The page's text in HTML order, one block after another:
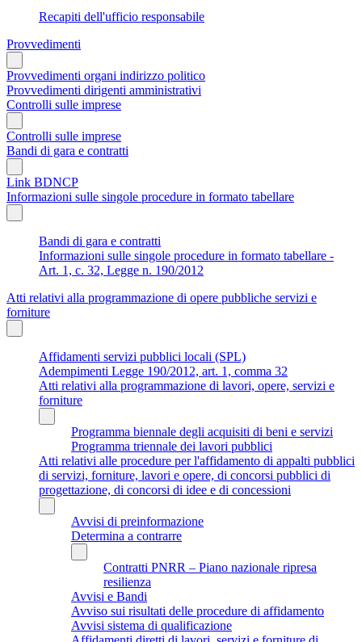
Recapiti dell'ufficio responsabile
Provvedimenti
Provvedimenti organi indirizzo politico
Provvedimenti dirigenti amministrativi
Controlli sulle imprese
Controlli sulle imprese
Bandi di gara e contratti
Link BDNCP
Informazioni sulle singole procedure in formato tabellare
Bandi di gara e contratti
Informazioni sulle singole procedure in formato tabellare -
Art. 1, c. 32, Legge n. 190/2012
Atti relativi alla programmazione di opere pubbliche servizi e
forniture
Affidamenti servizi pubblici locali (SPL)
Adempimenti Legge 190/2012, art. 1, comma 32
Atti relativi alla programmazione di lavori, opere, servizi e
forniture
Programma biennale degli acquisiti di beni e servizi
Programma triennale dei lavori pubblici
Atti relativi alle procedure per l'affidamento di appalti pubblici
di servizi, forniture, lavori e opere, di concorsi pubblici di
progettazione, di concorsi di idee e di concessioni
Avvisi di preinformazione
Determina a contrarre
Contratti PNRR – Piano nazionale ripresa
resilienza
Avvisi e Bandi
Avviso sui risultati delle procedure di affidamento
Avvisi sistema di qualificazione